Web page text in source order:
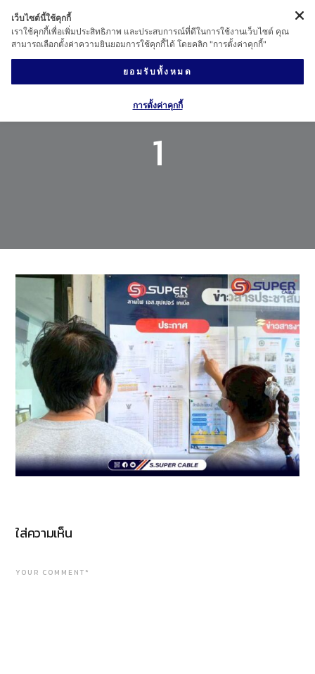
1
ใส่ความเห็น
YOUR COMMENT*
เว็บไซต์นี้ใช้คุกกี้
เราใช้คุกกี้เพื่อเพิ่มประสิทธิภาพ และประสบการณ์ที่ดีในการใช้งานเว็บไซต์ คุณ
สามารถเลือกตั้งค่าความยินยอมการใช้คุกกี้ได้ โดยคลิก "การตั้งค่าคุกกี้"
ยอมรับทั้งหมด
การตั้งค่าคุกกี้